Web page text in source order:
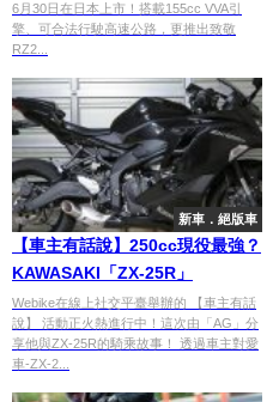
車型
6月30日在日本上市！搭載155cc VVA引
擎、可合法行駛高速公路，更推出致敬
RZ2...
新車．絕版車
【車主有話說】250cc現役最強？
KAWASAKI「ZX-25R」
Webike在線上社交平臺舉辦的 【車主有話
說】 活動正火熱進行中！這次由「AG」分
享他與ZX-25R的騎乘故事！ 透過車主對愛
車-ZX-2...